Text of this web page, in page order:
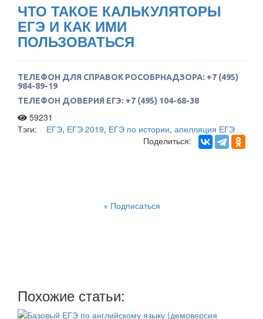
ЧТО ТАКОЕ КАЛЬКУЛЯТОРЫ
ЕГЭ И КАК ИМИ
ПОЛЬЗОВАТЬСЯ
ТЕЛЕФОН ДЛЯ СПРАВОК РОСОБРНАДЗОРА: +7 (495)
984-89-19
ТЕЛЕФОН ДОВЕРИЯ ЕГЭ: +7 (495) 104-68-38
59231
Тэги:
ЕГЭ, ЕГЭ 2019, ЕГЭ по истории, апелляция ЕГЭ
Поделиться:
+ Подписаться
Похожие статьи: